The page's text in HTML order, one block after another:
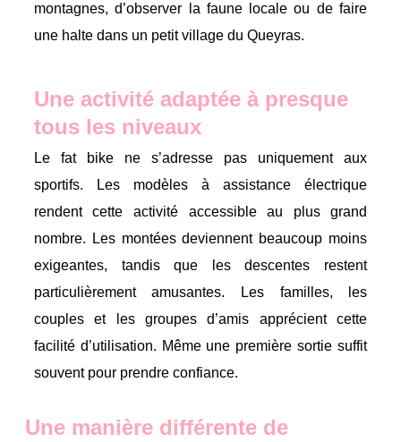
montagnes, d’observer la faune locale ou de faire
une halte dans un petit village du Queyras.
Une activité adaptée à presque
tous les niveaux
Le fat bike ne s’adresse pas uniquement aux
sportifs. Les modèles à assistance électrique
rendent cette activité accessible au plus grand
nombre. Les montées deviennent beaucoup moins
exigeantes, tandis que les descentes restent
particulièrement amusantes. Les familles, les
couples et les groupes d’amis apprécient cette
facilité d’utilisation. Même une première sortie suffit
souvent pour prendre confiance.
Une manière différente de